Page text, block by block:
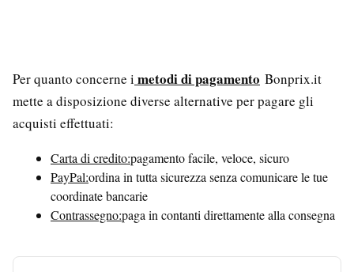
Per quanto concerne i metodi di pagamento Bonprix.it
mette a disposizione diverse alternative per pagare gli
acquisti effettuati:
Carta di credito:pagamento facile, veloce, sicuro
PayPal:ordina in tutta sicurezza senza comunicare le tue
coordinate bancarie
Contrassegno:paga in contanti direttamente alla consegna